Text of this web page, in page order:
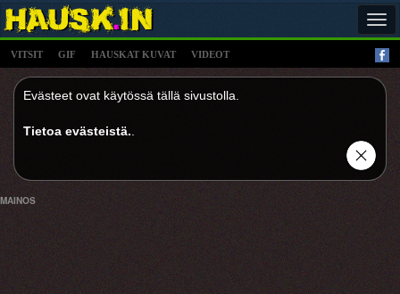
VITSIT GIF HAUSKAT KUVAT VIDEOT
Evästeet ovat käytössä tällä sivustolla.
Tietoa evästeistä.
MAINOS